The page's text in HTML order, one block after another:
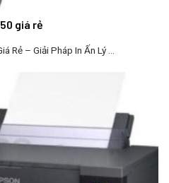
giá rẻ
Rẻ – Giải Pháp In Ấn Lý ...